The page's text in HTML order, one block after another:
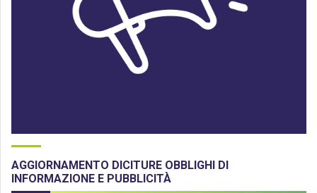
AGGIORNAMENTO DICITURE OBBLIGHI DI
INFORMAZIONE E PUBBLICITÀ